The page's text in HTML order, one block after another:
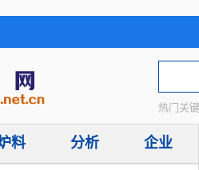
热门关
料 分析 企业